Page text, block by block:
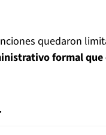
quedaron
formal